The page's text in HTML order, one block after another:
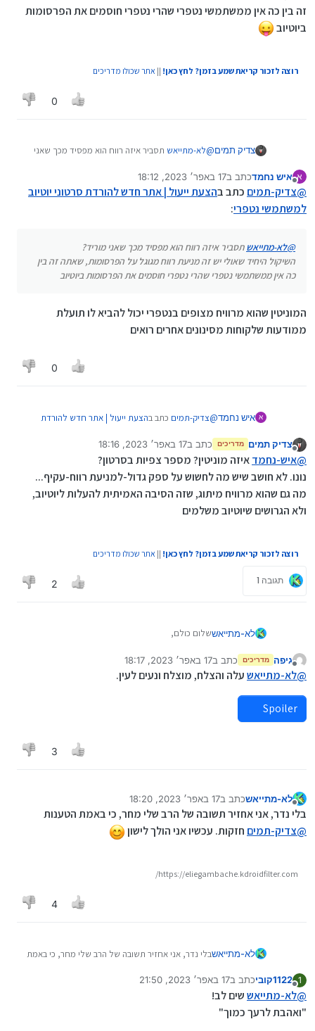
לא ברור למה הורדה של מוזיקה מיוטיוב היא יותר
לטובת קידום עצמי ויח"ץ, ולא אלבומים שלמים...
על זה, לא הייתי רוצה שיורידו את המוזיקה
זה בין כה אין ממשתמשי נטפרי שהרי נטפרי חוסמים את הפרסומות
ביוטיוב
רוצה לזכור קריאת שמע בזמן? לחץ כאן! || אתר שכולו מדריכים
0
צדיק תמים@לא-מתייאש תסביר איזה רווח הוא מפסיד מכך שאני
השיקול היחיד שאולי יש זה מניעת רווח מגוגל על
הפרסומות, שאתה זה בין כה אין ממשתמשי נטפרי שהרי
א איש נחמדכתב ב17 באפר׳ 2023, 18:12
נערך לאחרונה על ידי
@צדיק-תמים כתב בהצעת ייעול | אתר חדש להורדת סרטוני יוטיוב
למשתמשי נטפרי:
@לא-מתייאשתסביר איזה רווח הוא מפסיד מכך שאני מוריד?
השיקול היחיד שאולי יש זה מניעת רווח מגוגל על הפרסומות, שאתה זה בין
כה אין ממשתמשי נטפרי שהרי נטפרי חוסמים את הפרסומות ביוטיוב
המוניטין שהוא מרוויח מצופים בנטפרי יכול להביא לו תועלת
ממודעות שלקוחות מסינונים אחרים רואים
0
א איש נחמד@צדיק-תמים כתב בהצעת ייעול | אתר חדש להורדת
@לא-מתייאש תסביר איזה רווח הוא מפסיד מכך
שאני מוריד?
השיקול היחיד שאולי יש זה מניעת רווח מגוגל על
הפרסומות, שאתה זה בין כה אין ממשתמשי נטפרי
שהרי נטפרי חוסמים את הפרסומות ביוטיוב
המוניטין שהוא מרוויח מצופים בנטפרי יכול להביא לו
תועלת ממודעות שלקוחות מסינונים אחרים רואים
מנותק
צדיק תמים מדריכים כתב ב17 באפר׳ 2023, 18:16
נערך לאחרונה על ידי צדיק תמים
@איש-נחמדאיזה מוניטין? מספר צפיות בסרטון?
נונו. לא חושב שיש מה לחשוש על ספק גדול-למניעת רווח-עקיף...
מה גם שהוא מרוויח מיתוג, שזה הסיבה האמיתית להעלות ליוטיוב,
ולא הגרושים שיוטיוב משלמים
רוצה לזכור קריאת שמע בזמן? לחץ כאן! || אתר שכולו מדריכים
תגובה 1 2
לא-מתייאששלום כולם,
בניתי אתר להורדת סרטונים מיוטיוב : , אל תשאלו למה
קראתי לו "תמר", אני גם לא יודע, רק שזה קצת דומה
מנותק
גיפה מדריכים כתב ב17 באפר׳ 2023, 18:17
נערך לאחרונה על ידי גיפה
@לא-מתייאשעלה והצלח, מוצלח ונעים לעין.
Spoiler
3
מנותק
לא-מתייאשכתב ב17 באפר׳ 2023, 18:20
נערך לאחרונה על ידי לא-מתייאש
בלי נדר, אני אחזיר תשובה של הרב שלי מחר, כי באמת הטענות
@צדיק-תמים חזקות. עכשיו אני הולך לישון
https://eliegambache.kdroidfilter.com/
4
לא-מתייאשבלי נדר, אני אחזיר תשובה של הרב שלי מחר, כי באמת
1
מנותק
1122קובי כתב ב17 באפר׳ 2023, 21:50
נערך לאחרונה על ידי
@לא-מתייאששים לב!
"ואהבת לרעך כמוך"